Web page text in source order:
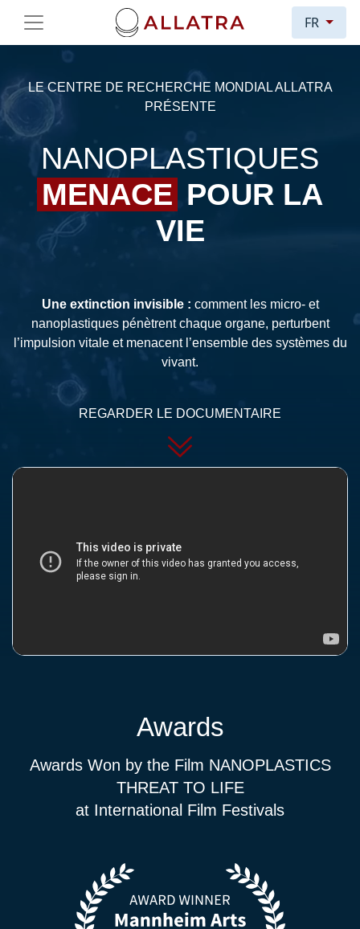
FR
LE CENTRE DE RECHERCHE MONDIAL ALLATRA
PRÉSENTE
NANOPLASTIQUES
MENACE POUR LA
VIE
Une extinction invisible : comment les micro- et
nanoplastiques pénètrent chaque organe, perturbent
l’impulsion vitale et menacent l’ensemble des systèmes du
vivant.
REGARDER LE DOCUMENTAIRE
Awards
Awards Won by the Film NANOPLASTICS
THREAT TO LIFE
at International Film Festivals